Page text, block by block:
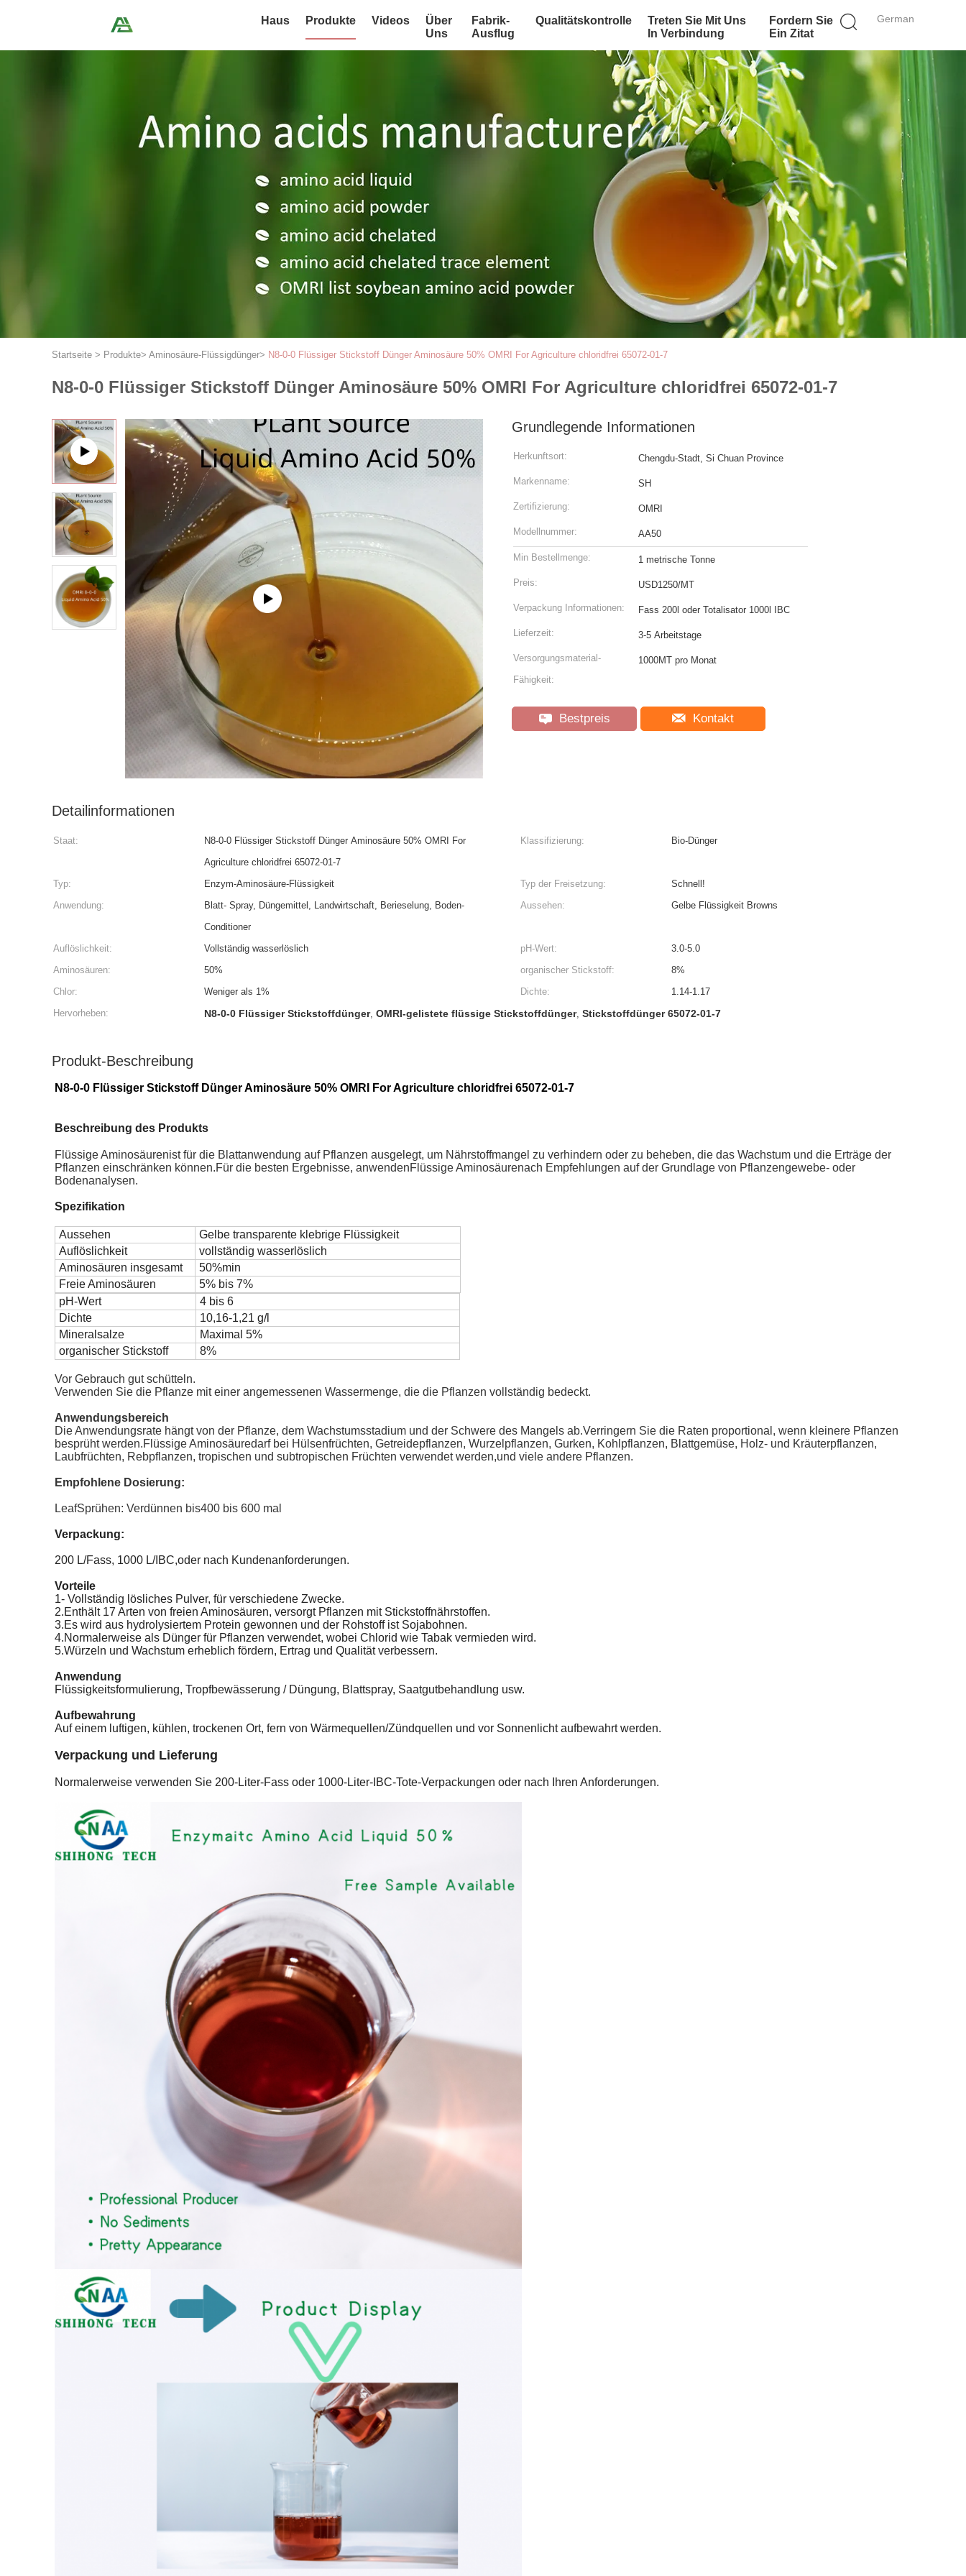
German
Haus Produkte Videos
Über
Uns
Fabrik-
Ausflug
Qualitätskontrolle
Treten Sie Mit Uns
In Verbindung
Fordern Sie
Ein Zitat
Startseite > Produkte> Aminosäure-Flüssigdünger> N8-0-0 Flüssiger Stickstoff Dünger Aminosäure 50% OMRI For Agriculture chloridfrei 65072-01-7
N8-0-0 Flüssiger Stickstoff Dünger Aminosäure 50% OMRI For Agriculture chloridfrei 65072-01-7
Grundlegende Informationen
Herkunftsort: Chengdu-Stadt, Si Chuan Province
Markenname: SH
Zertifizierung: OMRI
Modellnummer: AA50
Min Bestellmenge: 1 metrische Tonne
Preis: USD1250/MT
Verpackung Informationen: Fass 200l oder Totalisator 1000l IBC
Lieferzeit: 3-5 Arbeitstage
Versorgungsmaterial-
Fähigkeit:
1000MT pro Monat
Bestpreis Kontakt
Detailinformationen
Staat:
N8-0-0 Flüssiger Stickstoff Dünger Aminosäure 50% OMRI For
Agriculture chloridfrei 65072-01-7
Klassifizierung: Bio-Dünger
Typ: Enzym-Aminosäure-Flüssigkeit Typ der Freisetzung:
Schnell!
Anwendung:
Blatt- Spray, Düngemittel, Landwirtschaft, Berieselung, Boden-
Conditioner
Aussehen: Gelbe Flüssigkeit Browns
Auflöslichkeit: Vollständig wasserlöslich pH-Wert:
3.0-5.0
Aminosäuren:
50% organischer Stickstoff:
8%
Chlor:
Weniger als 1% Dichte:
1.14-1.17
Hervorheben:
N8-0-0 Flüssiger Stickstoffdünger, OMRI-gelistete flüssige Stickstoffdünger, Stickstoffdünger 65072-01-7
Produkt-Beschreibung
N8-0-0 Flüssiger Stickstoff Dünger Aminosäure 50% OMRI For Agriculture chloridfrei 65072-01-7
Beschreibung des Produkts
Flüssige Aminosäurenist für die Blattanwendung auf Pflanzen ausgelegt, um Nährstoffmangel zu verhindern oder zu beheben, die das Wachstum und die Erträge der
Pflanzen einschränken können.Für die besten Ergebnisse, anwendenFlüssige Aminosäurenach Empfehlungen auf der Grundlage von Pflanzengewebe- oder
Bodenanalysen.
Spezifikation
Aussehen
Gelbe transparente klebrige Flüssigkeit
Auflöslichkeit
vollständig wasserlöslich
Aminosäuren insgesamt
50%min
Freie Aminosäuren
5% bis 7%
pH-Wert
4 bis 6
Dichte
10,16-1,21 g/l
Mineralsalze
Maximal 5%
organischer Stickstoff
8%
Vor Gebrauch gut schütteln.
Verwenden Sie die Pflanze mit einer angemessenen Wassermenge, die die Pflanzen vollständig bedeckt.
Anwendungsbereich
Die Anwendungsrate hängt von der Pflanze, dem Wachstumsstadium und der Schwere des Mangels ab.Verringern Sie die Raten proportional, wenn kleinere Pflanzen
besprüht werden.Flüssige Aminosäuredarf bei Hülsenfrüchten, Getreidepflanzen, Wurzelpflanzen, Gurken, Kohlpflanzen, Blattgemüse, Holz- und Kräuterpflanzen,
Laubfrüchten, Rebpflanzen, tropischen und subtropischen Früchten verwendet werden,und viele andere Pflanzen.
Empfohlene Dosierung:
LeafSprühen: Verdünnen bis400 bis 600 mal
Verpackung:
200 L/Fass, 1000 L/IBC,oder nach Kundenanforderungen.
Vorteile
1- Vollständig lösliches Pulver, für verschiedene Zwecke.
2.Enthält 17 Arten von freien Aminosäuren, versorgt Pflanzen mit Stickstoffnährstoffen.
3.Es wird aus hydrolysiertem Protein gewonnen und der Rohstoff ist Sojabohnen.
4.Normalerweise als Dünger für Pflanzen verwendet, wobei Chlorid wie Tabak vermieden wird.
5.Würzeln und Wachstum erheblich fördern, Ertrag und Qualität verbessern.
Anwendung
Flüssigkeitsformulierung, Tropfbewässerung / Düngung, Blattspray, Saatgutbehandlung usw.
Aufbewahrung
Auf einem luftigen, kühlen, trockenen Ort, fern von Wärmequellen/Zündquellen und vor Sonnenlicht aufbewahrt werden.
Verpackung und Lieferung
Normalerweise verwenden Sie 200-Liter-Fass oder 1000-Liter-IBC-Tote-Verpackungen oder nach Ihren Anforderungen.